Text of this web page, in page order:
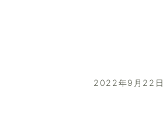
2022年9月22日